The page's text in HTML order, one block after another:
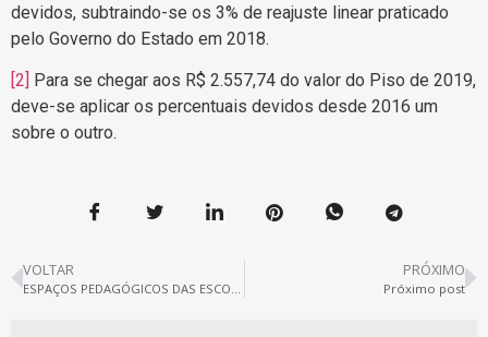
devidos, subtraindo-se os 3% de reajuste linear praticado
pelo Governo do Estado em 2018.
[2] Para se chegar aos R$ 2.557,74 do valor do Piso de 2019,
deve-se aplicar os percentuais devidos desde 2016 um
sobre o outro.
VOLTAR
ESPAÇOS PEDAGÓGICOS DAS ESCOLAS ESTADUAIS TÊM SUA LOTAÇÃO MANTIDA
PRÓXIMO
Próximo post